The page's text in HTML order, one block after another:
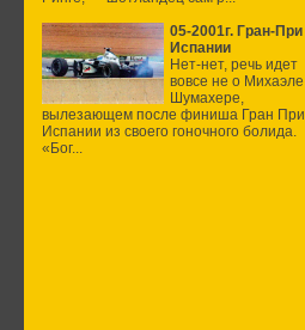
05-2001г. Гран-При
Испании
Нет-нет, речь идет
вовсе не о Михаэле
Шумахере,
вылезающем после финиша Гран При
Испании из своего гоночного болида.
«Бог...